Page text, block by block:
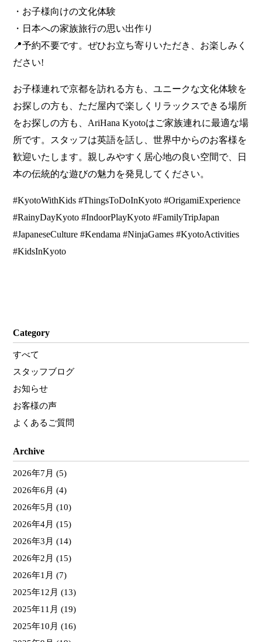
・お子様向けの文化体験
・日本への家族旅行の思い出作り
📍予約不要です。ぜひお立ち寄りいただき、お楽しみく
ださい!
お子様連れで京都を訪れる方も、ユニークな文化体験を
お探しの方も、ただ屋内で楽しくリラックスできる場所
をお探しの方も、AriHana Kyotoはご家族連れに最適な場
所です。スタッフは英語を話し、世界中からのお客様を
歓迎いたします。親しみやすく居心地の良い空間で、日
本の伝統的な遊びの魅力を発見してください。
#KyotoWithKids #ThingsToDoInKyoto #OrigamiExperience
#RainyDayKyoto #IndoorPlayKyoto #FamilyTripJapan
#JapaneseCulture #Kendama #NinjaGames #KyotoActivities
#KidsInKyoto
Category
すべて
スタッフブログ
お知らせ
お客様の声
よくあるご質問
Archive
2026年7月 (5)
2026年6月 (4)
2026年5月 (10)
2026年4月 (15)
2026年3月 (14)
2026年2月 (15)
2026年1月 (7)
2025年12月 (13)
2025年11月 (19)
2025年10月 (16)